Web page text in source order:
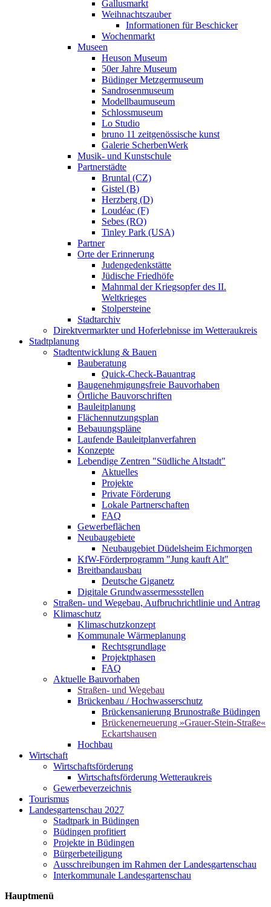
Gallusmarkt
Weihnachtszauber
Informationen für Beschicker
Wochenmarkt
Museen
Heuson Museum
50er Jahre Museum
Büdinger Metzgermuseum
Sandrosenmuseum
Modellbaumuseum
Schlossmuseum
Lo Studio
bruno 11 zeitgenössische kunst
Galerie ScherbenWerk
Musik- und Kunstschule
Partnerstädte
Bruntal (CZ)
Gistel (B)
Herzberg (D)
Loudéac (F)
Sebes (RO)
Tinley Park (USA)
Partner
Orte der Erinnerung
Judengedenkstätte
Jüdische Friedhöfe
Mahnmal der Kriegsopfer des II.
Weltkrieges
Stolpersteine
Stadtarchiv
Direktvermarkter und Hoferlebnisse im Wetteraukreis
Stadtplanung
Stadtentwicklung & Bauen
Bauberatung
Quick-Check-Bauantrag
Baugenehmigungsfreie Bauvorhaben
Örtliche Bauvorschriften
Bauleitplanung
Flächennutzungsplan
Bebauungspläne
Laufende Bauleitplanverfahren
Konzepte
Lebendige Zentren "Südliche Altstadt"
Aktuelles
Projekte
Private Förderung
Lokale Partnerschaften
FAQ
Gewerbeflächen
Neubaugebiete
Neubaugebiet Düdelsheim Eichmorgen
KfW-Förderprogramm "Jung kauft Alt"
Breitbandausbau
Deutsche Giganetz
Digitale Grundwassermessstellen
Straßen- und Wegebau, Aufbruchrichtlinie und Antrag
Klimaschutz
Klimaschutzkonzept
Kommunale Wärmeplanung
Rechtsgrundlage
Projektphasen
FAQ
Aktuelle Bauvorhaben
Straßen- und Wegebau
Brückenbau / Hochwasserschutz
Brückensanierung Brunostraße Büdingen
Brückenerneuerung »Grauer-Stein-Straße«
Eckartshausen
Hochbau
Wirtschaft
Wirtschaftsförderung
Wirtschaftsförderung Wetteraukreis
Gewerbeverzeichnis
Tourismus
Landesgartenschau 2027
Stadtpark in Büdingen
Büdingen profitiert
Projekte in Büdingen
Bürgerbeteiligung
Ausschreibungen im Rahmen der Landesgartenschau
Interkommunale Landesgartenschau
Hauptmenü